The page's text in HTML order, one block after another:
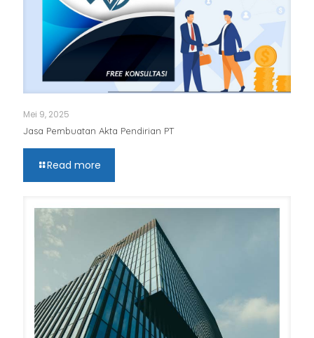
Mei 9, 2025
Jasa Pembuatan Akta Pendirian PT
Read more